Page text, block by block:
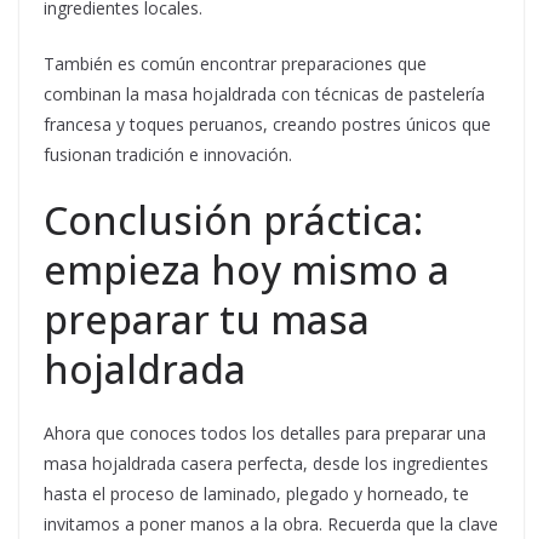
ingredientes locales.
También es común encontrar preparaciones que
combinan la masa hojaldrada con técnicas de pastelería
francesa y toques peruanos, creando postres únicos que
fusionan tradición e innovación.
Conclusión práctica:
empieza hoy mismo a
preparar tu masa
hojaldrada
Ahora que conoces todos los detalles para preparar una
masa hojaldrada casera perfecta, desde los ingredientes
hasta el proceso de laminado, plegado y horneado, te
invitamos a poner manos a la obra. Recuerda que la clave